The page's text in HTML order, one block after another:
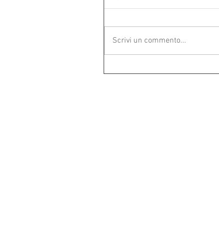
Scrivi un commento...